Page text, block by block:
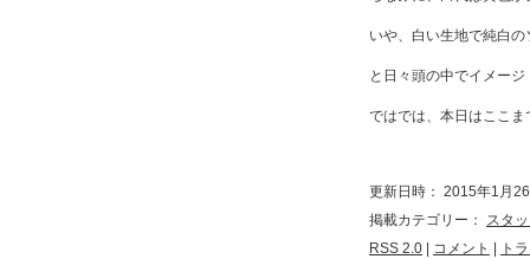
いや、白い生地で純白
と日々頭の中でイメー
ではでは、本日はここま
更新日時： 2015年1月
掲載カテゴリー： スタ
RSS 2.0
コメント ト